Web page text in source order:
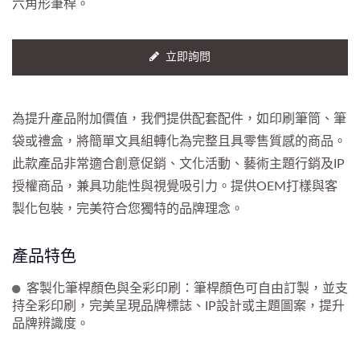
六角形筆桿。
立即詢問
為提升產品附加價值，我們提供配套配件，如印刷筆筒、筆
袋或禮盒，將簡單文具組轉化為完整且具零售質感的商品。
此款產品非常適合創意促銷、文化活動、藝術主題行銷及IP
授權商品，兼具功能性與視覺吸引力。提供OEM打樣與客
製化包裝，完美符合您獨特的品牌理念。
產品特色
客製化筆桿顏色與全彩印刷：筆桿顏色可自由訂製，並支
持全彩印刷，完美呈現品牌標誌、IP設計或主題圖案，提升
品牌辨識度。